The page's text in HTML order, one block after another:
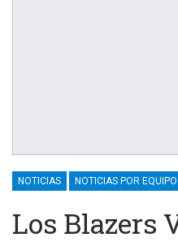
NOTICIAS NOTICIAS POR EQUIPO
Los Blazers